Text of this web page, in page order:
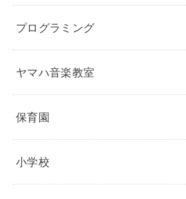
プログラミング
ヤマハ音楽教室
保育園
小学校